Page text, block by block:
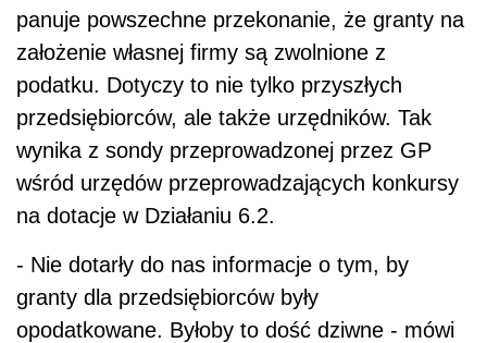
panuje powszechne przekonanie, że granty na
założenie własnej firmy są zwolnione z
podatku. Dotyczy to nie tylko przyszłych
przedsiębiorców, ale także urzędników. Tak
wynika z sondy przeprowadzonej przez GP
wśród urzędów przeprowadzających konkursy
na dotacje w Działaniu 6.2.
- Nie dotarły do nas informacje o tym, by
granty dla przedsiębiorców były
opodatkowane. Byłoby to dość dziwne - mówi